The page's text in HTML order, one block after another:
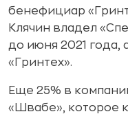
бенефициар
Клячин владел
до июня 2021 года,
«Гринтех».
Еще 25% в
«Швабе», которое